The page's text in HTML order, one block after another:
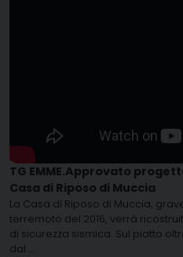
TG EMME.Approvato
Casa di Riposo di Muccia
La Casa di Riposo di Muccia,
terremoto del 2016, verrà
di sicurezza sismica. Sul piatto
dal ...